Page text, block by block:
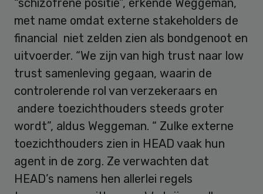
met name omdat externe stakeholders de
financial niet zelden zien als bondgenoot en
uitvoerder. “We zijn van high trust naar low
trust samenleving gegaan, waarin de
controlerende rol van verzekeraars en
andere toezichthouders steeds groter
wordt”, aldus Weggeman. “ Zulke externe
toezichthouders zien in HEAD vaak hun
agent in de zorg. Ze verwachten dat
HEAD’s namens hen allerlei regels